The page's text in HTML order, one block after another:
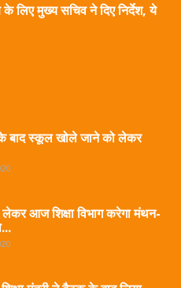
लिए मुख्य सचिव ने दिए निर्देश, ये
बाद स्कूल खोले जाने को लेकर
आज शिक्षा विभाग करेगा मंथन-